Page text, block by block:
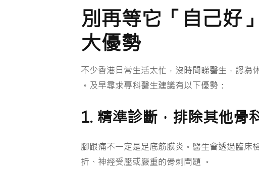
別再等它「自己好
大優勢
不少香港日常生活太忙，沒時間睇醫生，認為
。及早尋求專科醫生建議有以下優勢：
1. 精準診斷，排除其他骨
腳跟痛不一定是足底筋膜炎。醫生會透過臨床
折、神經受壓或嚴重的骨刺問題 。